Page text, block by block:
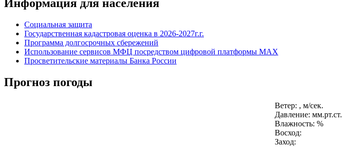
Информация для населения
Социальная защита
Государственная кадастровая оценка в 2026-2027г.г.
Программа долгосрочных сбережений
Использование сервисов МФЦ посредством цифровой платформы MAX
Просветительские материалы Банка России
Прогноз погоды
Ветер: , м/сек.
Давление: мм.рт.ст.
Влажность: %
Восход:
Заход: